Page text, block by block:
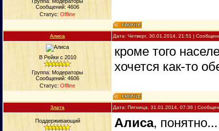
Сообщений: 4606
Статус: Offline
Алиса Дата: Четверг, 30.01.2014, 21:51 |
В Рейки с 2010
Группа: Модераторы
Сообщений: 4606
Статус: Offline
кроме того
хочется как-то
Злата Дата: Пятница, 31.01.2014, 07:36 |
Поддерживающий Алиса, понятно...